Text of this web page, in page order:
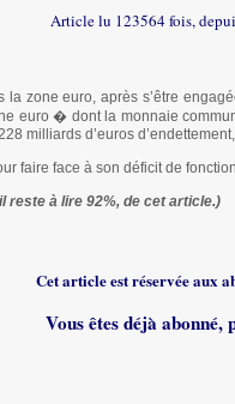
Article lu 123564 fois,
la zone euro, après s’être
euro � dont la monnaie
milliards d’euros
faire face à son déficit de
reste à lire 92%, de cet article.)
Cet article est réservée aux
Vous êtes déjà abonné,